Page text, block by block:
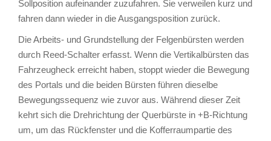
Sollposition aufeinander zuzufahren. Sie verweilen kurz und
fahren dann wieder in die Ausgangsposition zurück.
Die Arbeits- und Grundstellung der Felgenbürsten werden
durch Reed-Schalter erfasst. Wenn die Vertikalbürsten das
Fahrzeugheck erreicht haben, stoppt wieder die Bewegung
des Portals und die beiden Bürsten führen dieselbe
Bewegungssequenz wie zuvor aus. Während dieser Zeit
kehrt sich die Drehrichtung der Querbürste in +B-Richtung
um, um das Rückfenster und die Kofferraumpartie des